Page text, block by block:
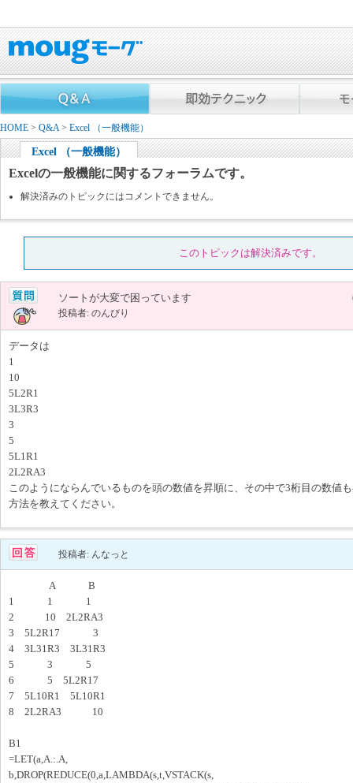
HOME > Q&A> Excel （一般機能）
Excel （一般機能）
Excelの一般機能に関するフォーラムです。
解決済みのトピックにはコメントできません。
このトピックは解決済みです。
ソートが大変で困っています
投稿者: のんびり
データは
1
10
5L2R1
3L3R3
3
5
5L1R1
2L2RA3
このようにならんでいるものを頭の数値を昇順に、その中で3桁目の数値
方法を教えてください。
投稿者: んなっと
A B
1 1 1
2 10 2L2RA3
3 5L2R17 3
4 3L31R3 3L31R3
5 3 5
6 5 5L2R17
7 5L10R1 5L10R1
8 2L2RA3 10
B1
=LET(a,A.:.A,
b,DROP(REDUCE(0,a,LAMBDA(s,t,VSTACK(s,